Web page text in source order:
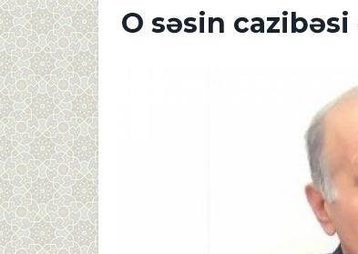
O səsin cazibəsi